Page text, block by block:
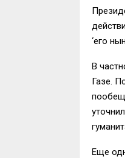
‘его
В
Газе.
Еще